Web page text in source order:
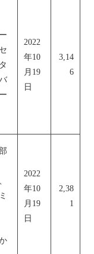
2022
年10
月19
日
3,14
6
2022
年10
月19
日
2,38
1